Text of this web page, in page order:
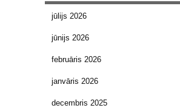
jūlijs 2026
jūnijs 2026
februāris 2026
janvāris 2026
decembris 2025